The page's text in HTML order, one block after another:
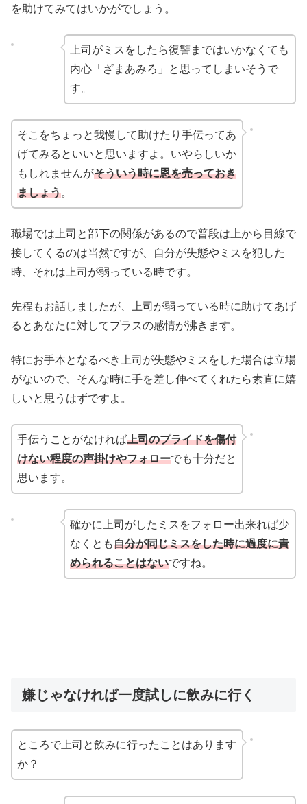
を助けてみてはいかがでしょう。
上司がミスをしたら復讐まではいかなくても
内心「ざまあみろ」と思ってしまいそうで
す。
そこをちょっと我慢して助けたり手伝ってあ
げてみるといいと思いますよ。いやらしいか
もしれませんがそういう時に恩を売っておき
ましょう。
職場では上司と部下の関係があるので普段は上から目線で
接してくるのは当然ですが、自分が失態やミスを犯した
時、それは上司が弱っている時です。
先程もお話しましたが、上司が弱っている時に助けてあげ
るとあなたに対してプラスの感情が沸きます。
特にお手本となるべき上司が失態やミスをした場合は立場
がないので、そんな時に手を差し伸べてくれたら素直に嬉
しいと思うはずですよ。
手伝うことがなければ上司のプライドを傷付
けない程度の声掛けやフォローでも十分だと
思います。
確かに上司がしたミスをフォロー出来れば少
なくとも自分が同じミスをした時に過度に責
められることはないですね。
嫌じゃなければ一度試しに飲みに行く
ところで上司と飲みに行ったことはあります
か？